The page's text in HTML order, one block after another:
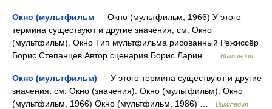
Окно (мультфильм — Окно (мультфильм, 1966) У этого
термина существуют и другие значения, см. Окно
(мультфильм). Окно Тип мультфильма рисованный Режиссёр
Борис Степанцев Автор сценария Борис Ларин …
Википедия
Окно (мультфильм) — У этого термина существуют и другие
значения, см. Окно (значения). Окно (мультфильм): Окно
(мультфильм, 1966) Окно (мультфильм, 1986) …
Википедия